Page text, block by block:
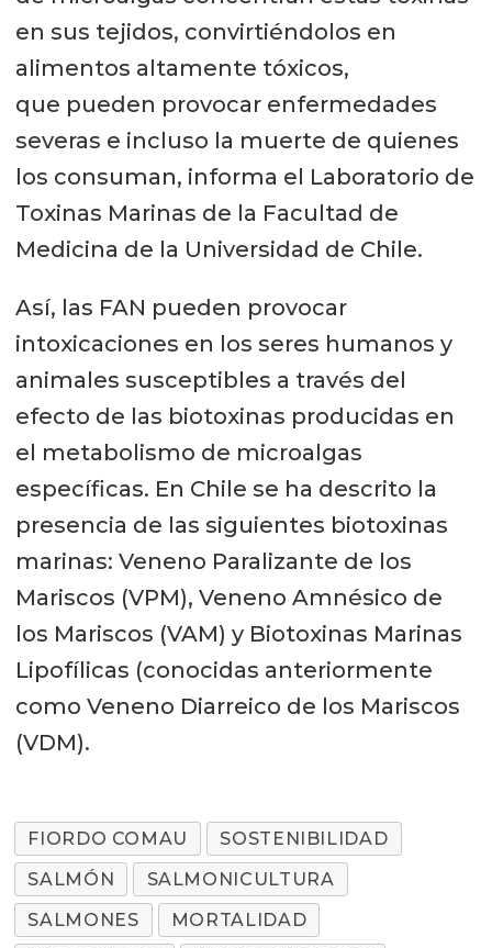
en sus tejidos, convirtiéndolos en
alimentos altamente tóxicos,
que pueden provocar enfermedades
severas e incluso la muerte de quienes
los consuman, informa el Laboratorio de
Toxinas Marinas de la Facultad de
Medicina de la Universidad de Chile.
Así, las FAN pueden provocar
intoxicaciones en los seres humanos y
animales susceptibles a través del
efecto de las biotoxinas producidas en
el metabolismo de microalgas
específicas. En Chile se ha descrito la
presencia de las siguientes biotoxinas
marinas: Veneno Paralizante de los
Mariscos (VPM), Veneno Amnésico de
los Mariscos (VAM) y Biotoxinas Marinas
Lipofílicas (conocidas anteriormente
como Veneno Diarreico de los Mariscos
(VDM).
FIORDO COMAU
SOSTENIBILIDAD
SALMÓN
SALMONICULTURA
SALMONES
MORTALIDAD